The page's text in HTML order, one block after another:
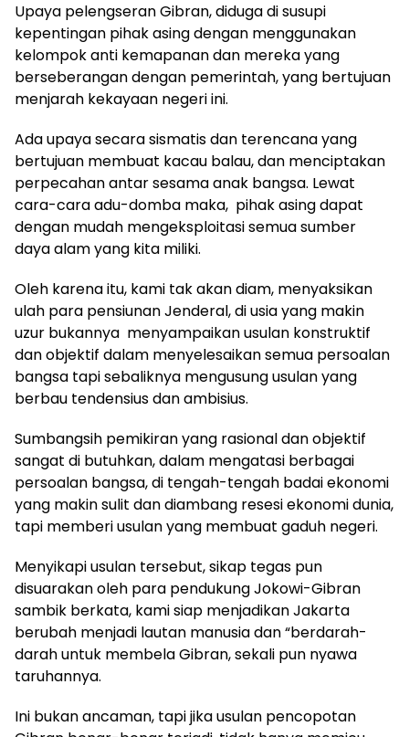
Upaya pelengseran Gibran, diduga di susupi
kepentingan pihak asing dengan menggunakan
kelompok anti kemapanan dan mereka yang
berseberangan dengan pemerintah, yang bertujuan
menjarah kekayaan negeri ini.
Ada upaya secara sismatis dan terencana yang
bertujuan membuat kacau balau, dan menciptakan
perpecahan antar sesama anak bangsa. Lewat
cara-cara adu-domba maka, pihak asing dapat
dengan mudah mengeksploitasi semua sumber
daya alam yang kita miliki.
Oleh karena itu, kami tak akan diam, menyaksikan
ulah para pensiunan Jenderal, di usia yang makin
uzur bukannya menyampaikan usulan konstruktif
dan objektif dalam menyelesaikan semua persoalan
bangsa tapi sebaliknya mengusung usulan yang
berbau tendensius dan ambisius.
Sumbangsih pemikiran yang rasional dan objektif
sangat di butuhkan, dalam mengatasi berbagai
persoalan bangsa, di tengah-tengah badai ekonomi
yang makin sulit dan diambang resesi ekonomi dunia,
tapi memberi usulan yang membuat gaduh negeri.
Menyikapi usulan tersebut, sikap tegas pun
disuarakan oleh para pendukung Jokowi-Gibran
sambik berkata, kami siap menjadikan Jakarta
berubah menjadi lautan manusia dan “berdarah-
darah untuk membela Gibran, sekali pun nyawa
taruhannya.
Ini bukan ancaman, tapi jika usulan pencopotan